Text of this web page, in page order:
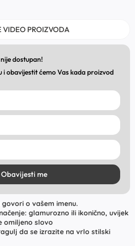
VIDEO PROIZVODA
dostupan!
i obavijestit ćemo Vas kada proizvod
Obavijesti me
o vašem imenu.
glamurozno ili ikonično, uvijek
omiljeno slovo
da se izrazite na vrlo stilski